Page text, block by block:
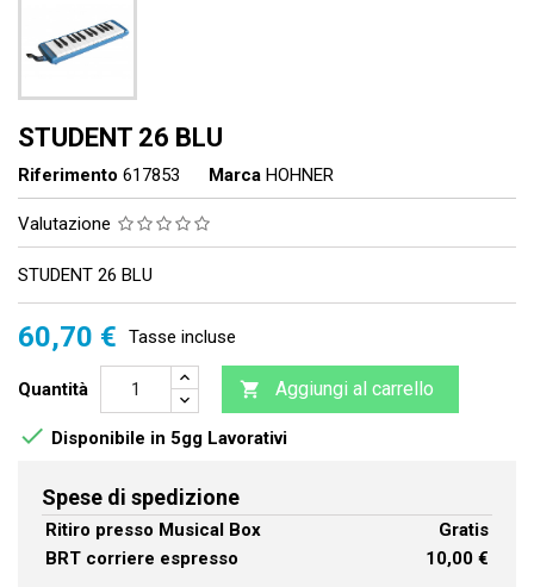
STUDENT 26 BLU
Riferimento 617853 Marca HOHNER
Valutazione
STUDENT 26 BLU
60,70 € Tasse incluse
Quantità  Aggiungi al carrello
 Disponibile in 5gg Lavorativi
Spese di spedizione
Ritiro presso Musical Box
Gratis
BRT corriere espresso
10,00 €